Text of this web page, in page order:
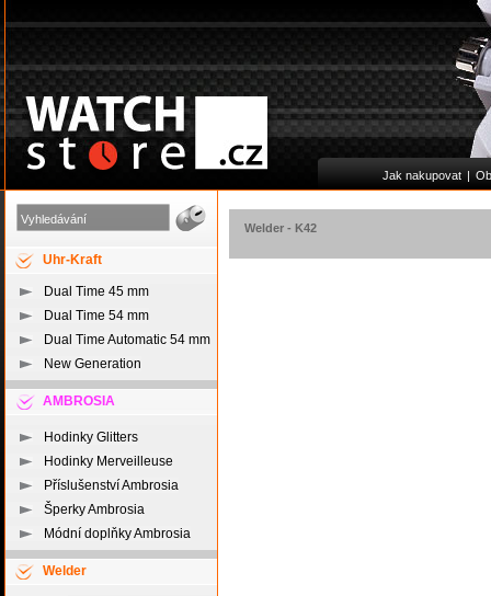
Jak nakupovat |
Uhr-Kraft
Dual Time 45 mm
Dual Time 54 mm
Dual Time Automatic 54 mm
New Generation
AMBROSIA
Hodinky Glitters
Hodinky Merveilleuse
Příslušenství Ambrosia
Šperky Ambrosia
Módní doplňky Ambrosia
Welder
Welder - K42